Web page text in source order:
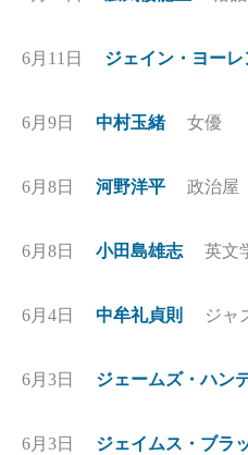
6月11日 ジェイン・ヨーレ
6月9日 中村玉緒 女優
6月8日 河野洋平 政治屋
6月8日 小田島雄志 英文
6月4日 中牟礼貞則 ジャ
6月3日 ジェームズ・ハン
6月3日 ジェイムス・ブラ